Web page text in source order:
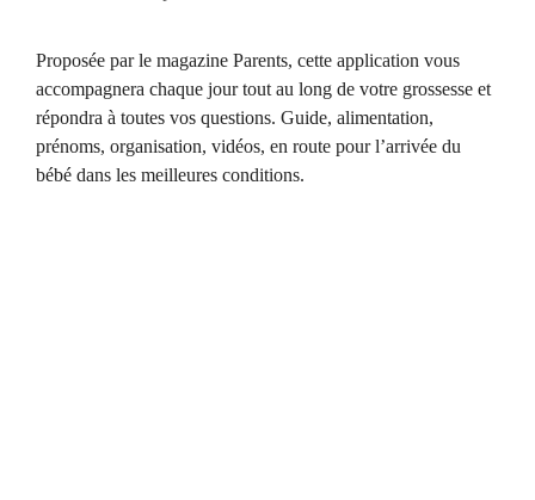
Proposée par le magazine Parents, cette application vous
accompagnera chaque jour tout au long de votre grossesse et
répondra à toutes vos questions. Guide, alimentation,
prénoms, organisation, vidéos, en route pour l’arrivée du
bébé dans les meilleures conditions.